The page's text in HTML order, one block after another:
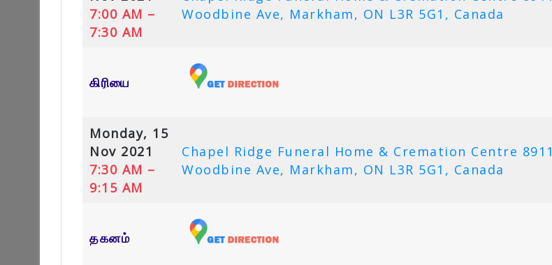
7:00 AM –
7:30 AM
Woodbine Ave, Markham, ON L3R 5G1, Canada
கிரியை
Monday, 15
Nov 2021
7:30 AM –
9:15 AM
Chapel Ridge Funeral Home & Cremation Centre 8911
Woodbine Ave, Markham, ON L3R 5G1, Canada
தகனம்